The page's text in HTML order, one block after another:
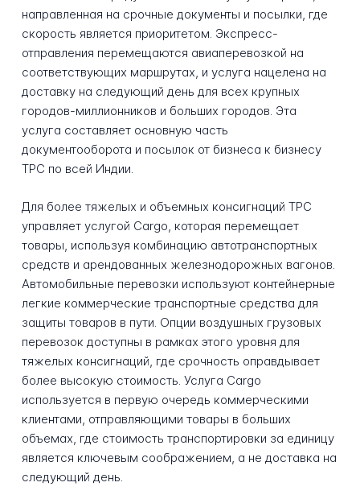
направленная на срочные документы и посылки, где
скорость является приоритетом. Экспресс-
отправления перемещаются авиаперевозкой на
соответствующих маршрутах, и услуга нацелена на
доставку на следующий день для всех крупных
городов-миллионников и больших городов. Эта
услуга составляет основную часть
документооборота и посылок от бизнеса к бизнесу
TPC по всей Индии.
Для более тяжелых и объемных консигнаций TPC
управляет услугой Cargo, которая перемещает
товары, используя комбинацию автотранспортных
средств и арендованных железнодорожных вагонов.
Автомобильные перевозки используют контейнерные
легкие коммерческие транспортные средства для
защиты товаров в пути. Опции воздушных грузовых
перевозок доступны в рамках этого уровня для
тяжелых консигнаций, где срочность оправдывает
более высокую стоимость. Услуга Cargo
используется в первую очередь коммерческими
клиентами, отправляющими товары в больших
объемах, где стоимость транспортировки за единицу
является ключевым соображением, а не доставка на
следующий день.